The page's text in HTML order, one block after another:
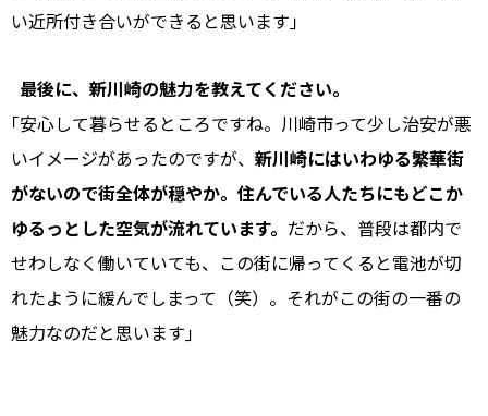
い近所付き合いができると思います｣
最後に、新川崎の魅力を教えてください。
｢安心して暮らせるところですね。川崎市って少し治安が悪
いイメージがあったのですが、 新川崎にはいわゆる繁華街
がないので街全体が穏やか。住んでいる人たちにもどこか
ゆるっとした空気が流れています。 だから、普段は都内で
せわしなく働いていても、この街に帰ってくると電池が切
れたように緩んでしまって（笑）。それがこの街の一番の
魅力なのだと思います｣